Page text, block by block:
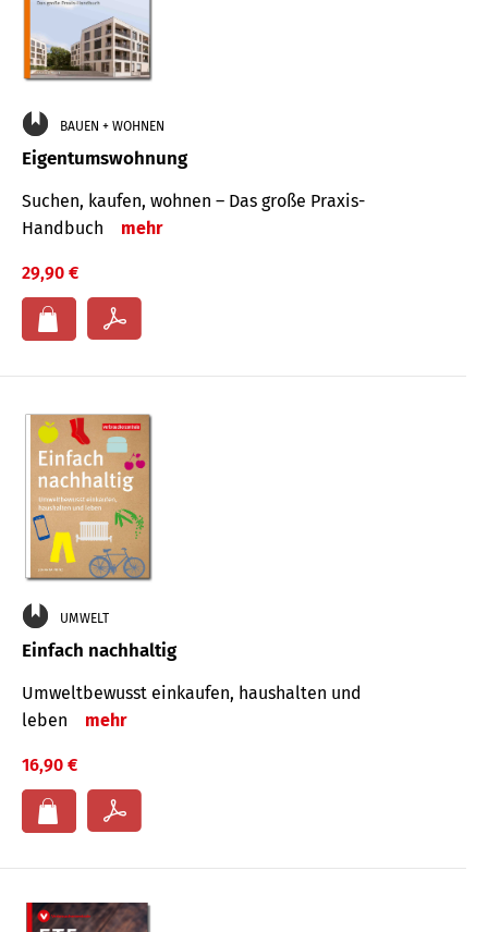
BAUEN + WOHNEN
Eigentumswohnung
Suchen, kaufen, wohnen – Das große Praxis-
Handbuch
mehr
29,90 €
UMWELT
Einfach nachhaltig
Umweltbewusst einkaufen, haushalten und
leben
mehr
16,90 €